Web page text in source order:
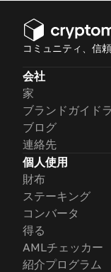
コミュニティ、信
会社
家
ブランドガイド
ブログ
連絡先
個人使用
財布
ステーキング
コンバータ
得る
AMLチェッカー
紹介プログラム